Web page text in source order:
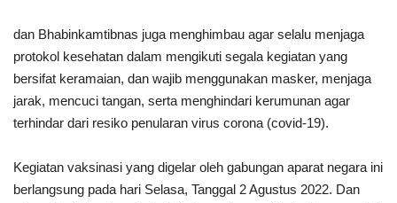
dan Bhabinkamtibnas juga menghimbau agar selalu menjaga
protokol kesehatan dalam mengikuti segala kegiatan yang
bersifat keramaian, dan wajib menggunakan masker, menjaga
jarak, mencuci tangan, serta menghindari kerumunan agar
terhindar dari resiko penularan virus corona (covid-19).
Kegiatan vaksinasi yang digelar oleh gabungan aparat negara ini
berlangsung pada hari Selasa, Tanggal 2 Agustus 2022. Dan